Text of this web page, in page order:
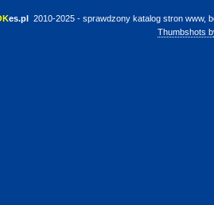
es.pl 2010-2025 - sprawdzony katalog stron www,
Thumbshots